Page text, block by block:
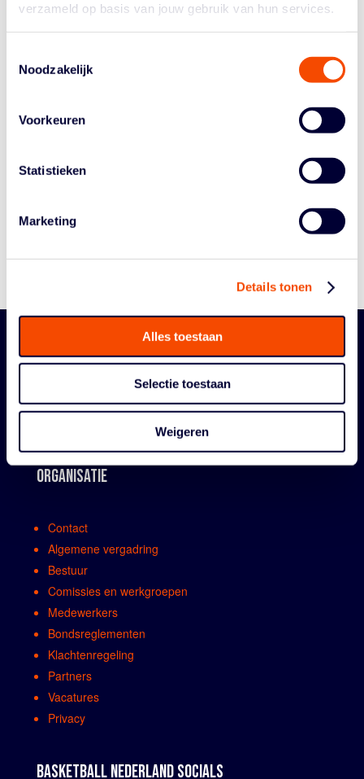
verzameld op basis van jouw gebruik van hun services.
Noodzakelijk
Voorkeuren
Statistieken
Marketing
Details tonen
Alles toestaan
Selectie toestaan
Weigeren
Algemene Vergadering
Medewerkers
ORGANISATIE
Contact
Algemene vergadring
Bestuur
Comissies en werkgroepen
Medewerkers
Bondsreglementen
Klachtenregeling
Partners
Vacatures
Privacy
BASKETBALL NEDERLAND SOCIALS